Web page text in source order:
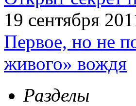
19 сентября
Первое, но не
живого» вождя
Разделы